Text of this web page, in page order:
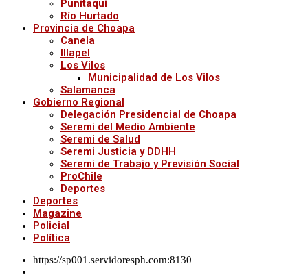
Punitaqui
Río Hurtado
Provincia de Choapa
Canela
Illapel
Los Vilos
Municipalidad de Los Vilos
Salamanca
Gobierno Regional
Delegación Presidencial de Choapa
Seremi del Medio Ambiente
Seremi de Salud
Seremi Justicia y DDHH
Seremi de Trabajo y Previsión Social
ProChile
Deportes
Deportes
Magazine
Policial
Política
https://sp001.servidoresph.com:8130